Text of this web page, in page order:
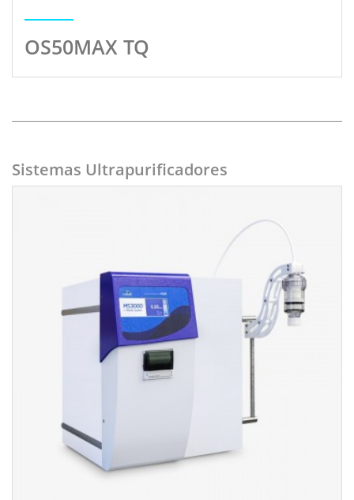
OS50MAX TQ
Sistemas Ultrapurificadores